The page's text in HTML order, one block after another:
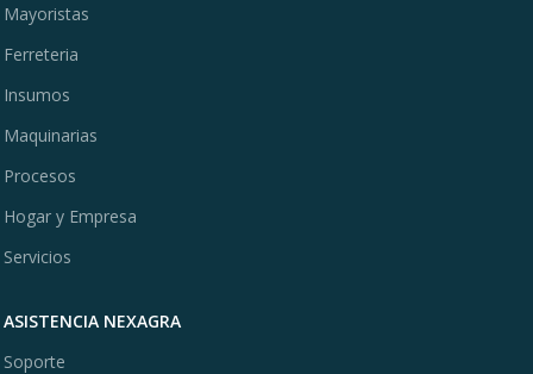
Mayoristas
Ferreteria
Insumos
Maquinarias
Procesos
Hogar y Empresa
Servicios
ASISTENCIA NEXAGRA
Soporte